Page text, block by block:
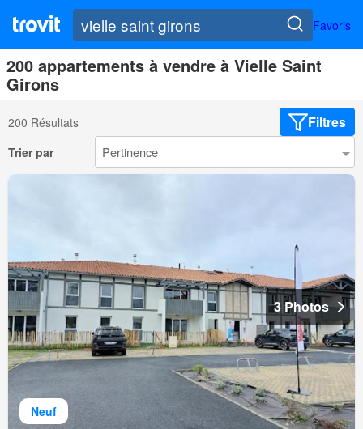
Favoris
200 appartements à vendre à Vielle Saint
Girons
200 Résultats Filtres
Trier par
Neuf
3 Photos